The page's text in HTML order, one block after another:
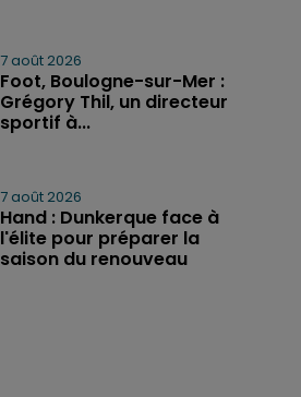
7 août 2026
Foot, Boulogne-sur-Mer :
Grégory Thil, un directeur
sportif à...
7 août 2026
Hand : Dunkerque face à
l'élite pour préparer la
saison du renouveau